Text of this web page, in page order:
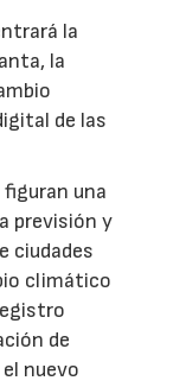
la
la
de las
una
previsión y
ciudades
climático
de
nuevo